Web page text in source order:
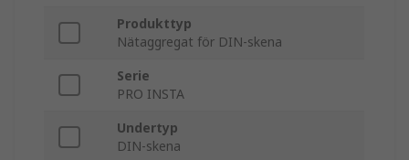
Produkttyp
Nätaggregat för DIN-skena
Serie
PRO INSTA
Undertyp
DIN-skena